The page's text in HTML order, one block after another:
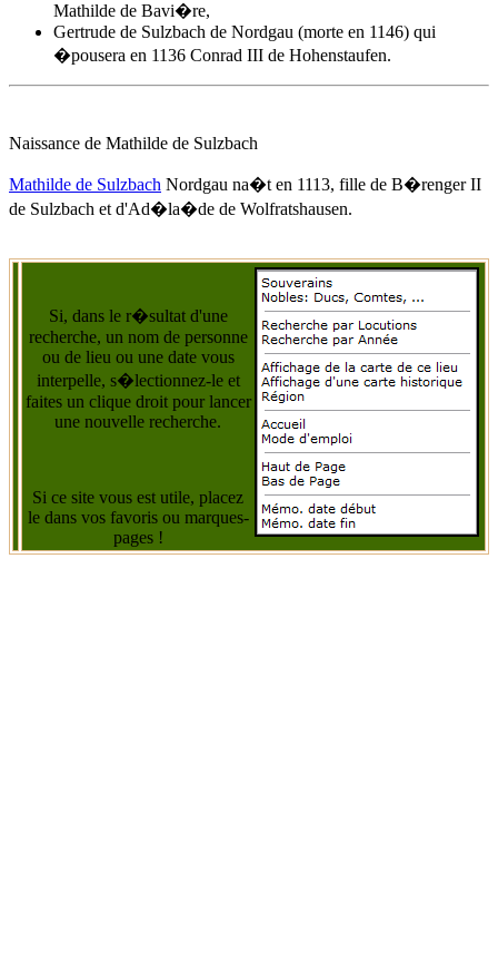
Mathilde de Bavi�re,
Gertrude de Sulzbach de Nordgau (morte en 1146) qui
�pousera en 1136 Conrad III de Hohenstaufen.
Naissance de Mathilde de Sulzbach
Mathilde de Sulzbach Nordgau na�t en 1113, fille de B�renger II
de Sulzbach et d'Ad�la�de de Wolfratshausen.
Si, dans le r�sultat d'une
recherche, un nom de personne
ou de lieu ou une date vous
interpelle, s�lectionnez-le et
faites un clique droit pour lancer
une nouvelle recherche.
Si ce site vous est utile, placez
le dans vos favoris ou marques-
pages !